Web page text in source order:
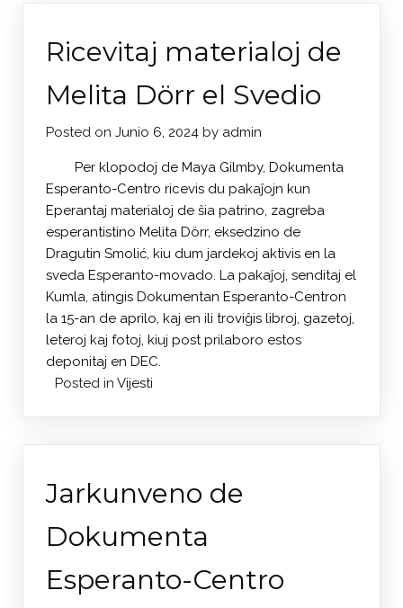
Ricevitaj materialoj de
Melita Dörr el Svedio
Posted on Junio 6, 2024 by admin
Per klopodoj de Maya Gilmby, Dokumenta
Esperanto-Centro ricevis du pakaĵojn kun
Eperantaj materialoj de ŝia patrino, zagreba
esperantistino Melita Dörr, eksedzino de
Dragutin Smolić, kiu dum jardekoj aktivis en la
sveda Esperanto-movado. La pakaĵoj, senditaj el
Kumla, atingis Dokumentan Esperanto-Centron
la 15-an de aprilo, kaj en ili troviĝis libroj, gazetoj,
leteroj kaj fotoj, kiuj post prilaboro estos
deponitaj en DEC.
Posted in Vijesti
Jarkunveno de
Dokumenta
Esperanto-Centro